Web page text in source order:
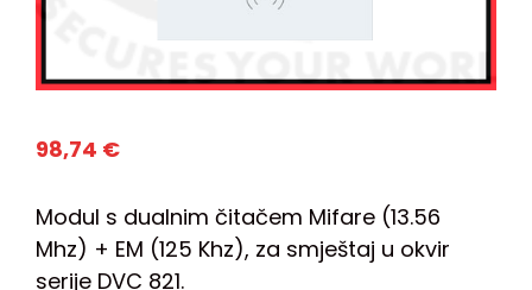
98,74 €
Modul s dualnim čitačem Mifare (13.56
Mhz) + EM (125 Khz), za smještaj u okvir
serije DVC 821.